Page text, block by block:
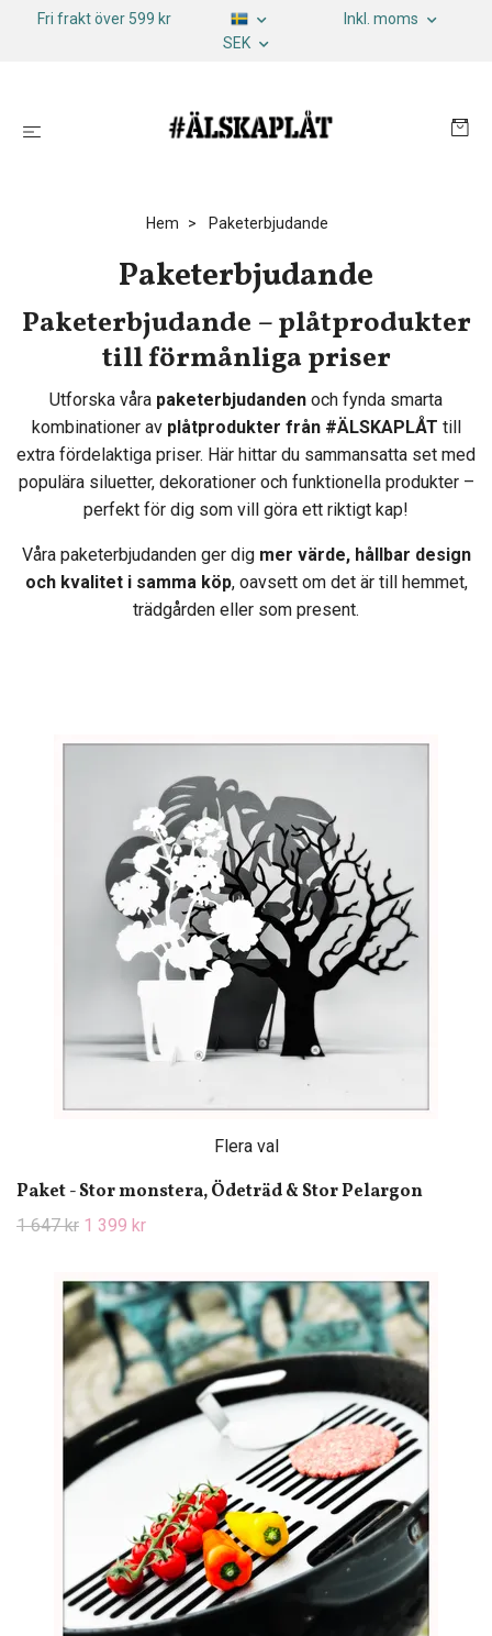
Fri frakt över 599 kr
Inkl. moms
SEK
Hem Paketerbjudande
Paketerbjudande
Paketerbjudande – plåtprodukter
till förmånliga priser
Utforska våra paketerbjudanden och fynda smarta
kombinationer av plåtprodukter från #ÄLSKAPLÅT till
extra fördelaktiga priser. Här hittar du sammansatta set med
populära siluetter, dekorationer och funktionella produkter –
perfekt för dig som vill göra ett riktigt kap!
Våra paketerbjudanden ger dig mer värde, hållbar design
och kvalitet i samma köp, oavsett om det är till hemmet,
trädgården eller som present.
Flera val
Paket - Stor monstera, Ödeträd & Stor Pelargon
1 647 kr 1 399 kr